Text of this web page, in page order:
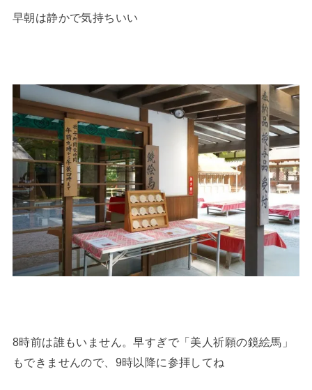
早朝は静かで気持ちいい
8時前は誰もいません。早すぎで「美人祈願の鏡絵馬」
もできませんので、9時以降に参拝してね